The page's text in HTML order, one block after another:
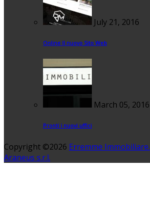
July 21, 2016
Online Il nuovo Sito Web
March 05, 2016
Pronti i nuovi uffici
Copyright ©2026 Erremme Immobiliare.
Araneus s.r.l.